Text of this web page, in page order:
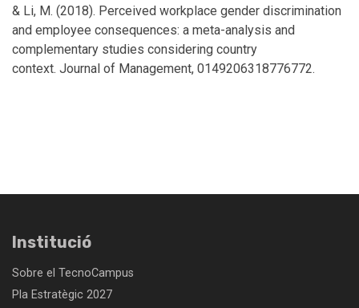
& Li, M. (2018). Perceived workplace gender discrimination
and employee consequences: a meta-analysis and
complementary studies considering country
context. Journal of Management, 0149206318776772.
Institució
Sobre el TecnoCampus
Pla Estratègic 2027